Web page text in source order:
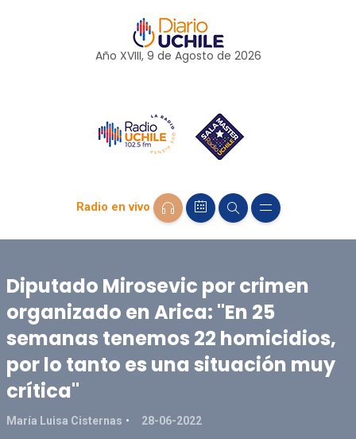
Año XVIII, 9 de Agosto de 2026
Radio en vivo
Diputado Mirosevic por crimen
organizado en Arica: "En 25
semanas tenemos 22 homicidios,
por lo tanto es una situación muy
crítica"
María Luisa Cisternas 28-06-2022